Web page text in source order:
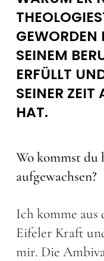
SEINEM
ERFÜLLT
SEINER ZEIT
HAT.
Wo kommst du
aufgewachsen?
Ich komme
Eifeler Kraft
mir. Die